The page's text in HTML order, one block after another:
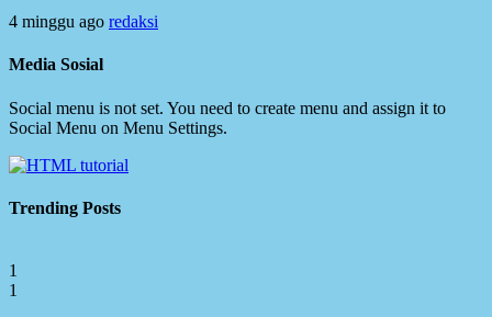
4 minggu ago redaksi
Media Sosial
Social menu is not set. You need to create menu and assign it to
Social Menu on Menu Settings.
Trending Posts
1
1